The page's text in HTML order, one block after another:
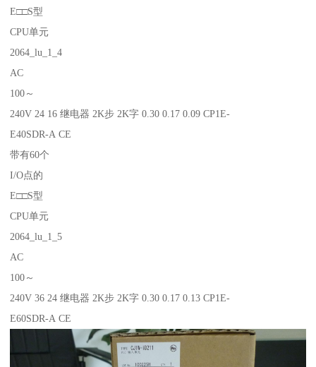
E□□S型
CPU单元
2064_lu_1_4
AC
100～
240V 24 16 继电器 2K步 2K字 0.30 0.17 0.09 CP1E-
E40SDR-A CE
带有60个
I/O点的
E□□S型
CPU单元
2064_lu_1_5
AC
100～
240V 36 24 继电器 2K步 2K字 0.30 0.17 0.13 CP1E-
E60SDR-A CE